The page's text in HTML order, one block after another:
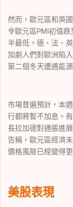
然而，歐元區和英
令歐元區PMI初值
半最低。德、法、
加劇人們對歐洲陷
第二個冬天遭遇能
市場普遍預計，本
行都將暫不加息。
長拉加德對通脹進
告稱，歐元區經濟
價格風險已經變得
美股表現